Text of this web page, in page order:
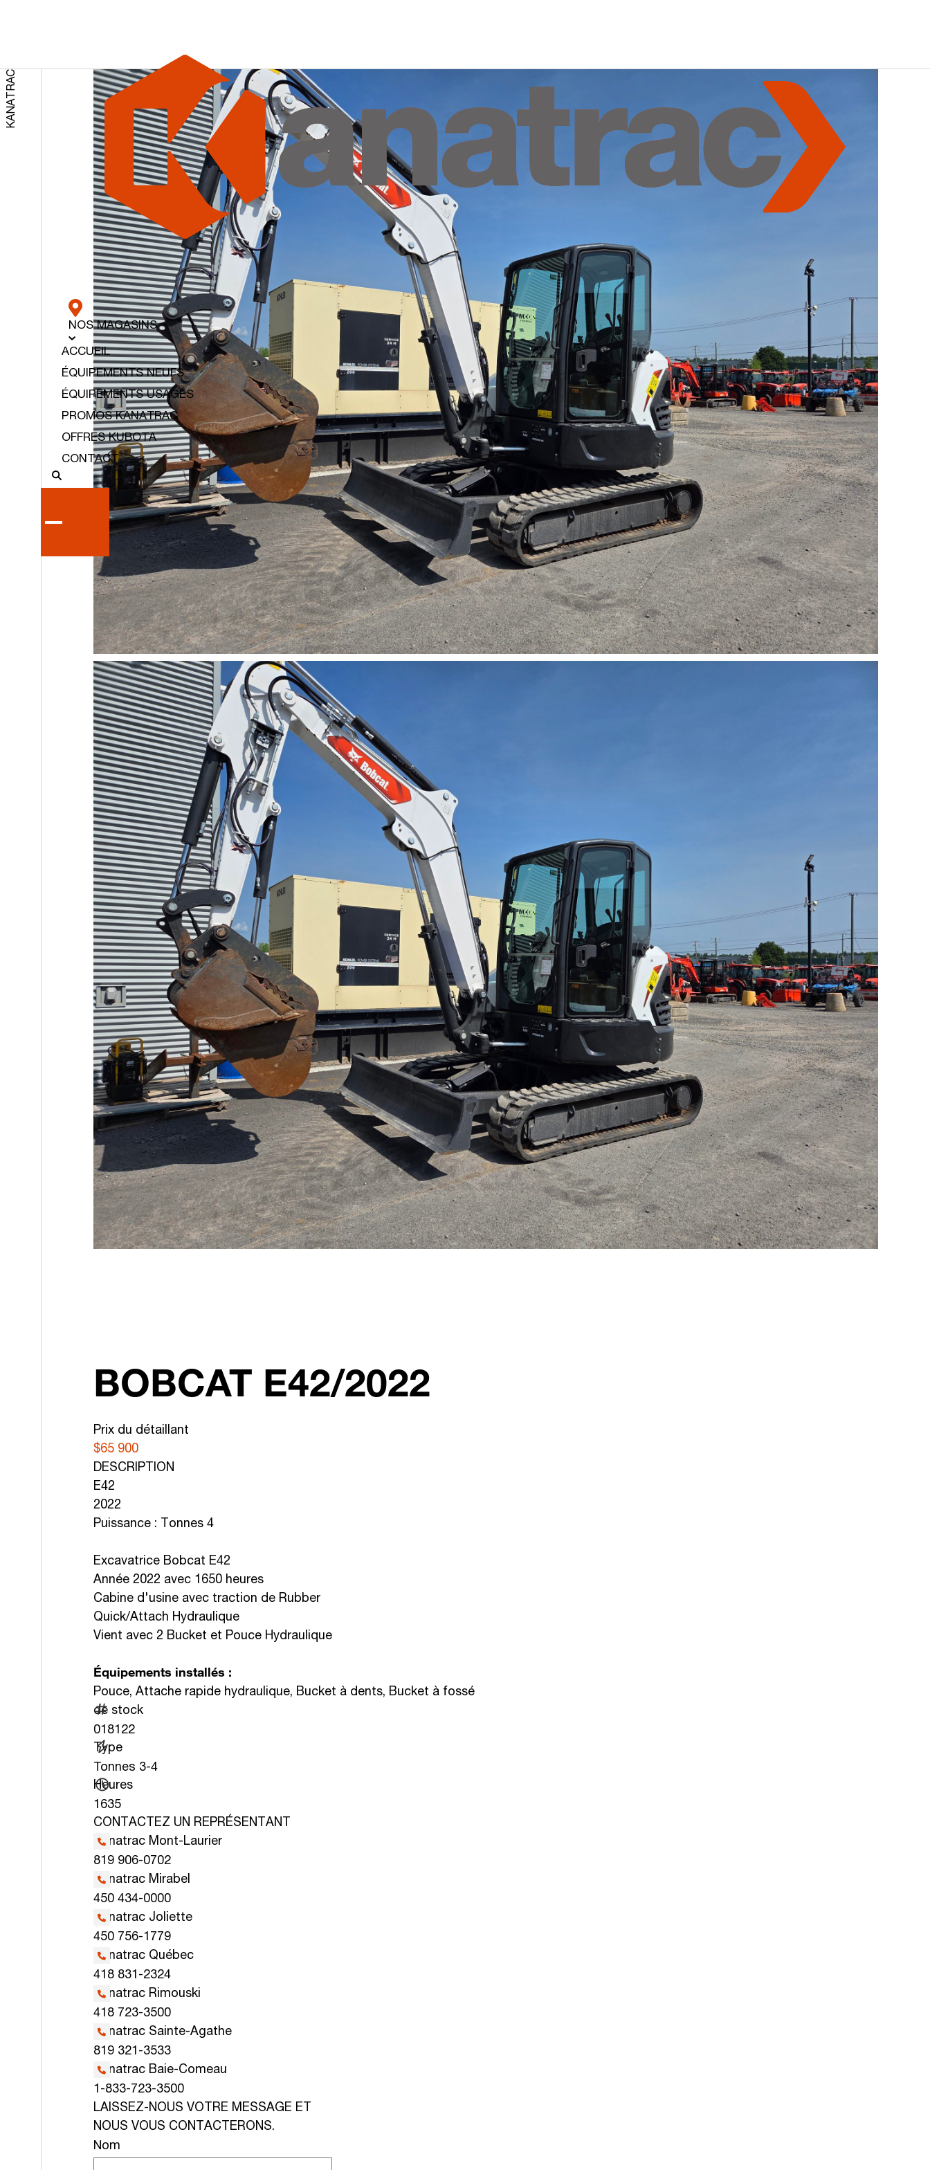
KANATRAC
NOS MAGASINS
ACCUEIL
ÉQUIPEMENTS NEUFS
ÉQUIPEMENTS USAGÉS
PROMOS KANATRAC
OFFRES KUBOTA
CONTACT
RETOUR AUX RÉSULTATS
BOBCAT E42/2022
Prix du détaillant
$65 900
DESCRIPTION
E42
2022
Puissance : Tonnes 4
Excavatrice Bobcat E42
Année 2022 avec 1650 heures
Cabine d'usine avec traction de Rubber
Quick/Attach Hydraulique
Vient avec 2 Bucket et Pouce Hydraulique
Équipements installés :
Pouce, Attache rapide hydraulique, Bucket à dents, Bucket à fossé
de stock
018122
Type
Tonnes 3-4
Heures
1635
CONTACTEZ UN REPRÉSENTANT
Kanatrac Mont-Laurier
819 906-0702
Kanatrac Mirabel
450 434-0000
Kanatrac Joliette
450 756-1779
Kanatrac Québec
418 831-2324
Kanatrac Rimouski
418 723-3500
Kanatrac Sainte-Agathe
819 321-3533
Kanatrac Baie-Comeau
1-833-723-3500
LAISSEZ-NOUS VOTRE MESSAGE ET
NOUS VOUS CONTACTERONS.
Nom